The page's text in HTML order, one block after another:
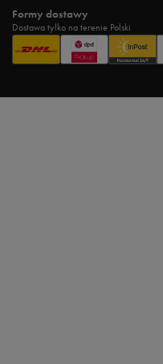
Formy dostawy
Dostawa tylko na terenie Polski